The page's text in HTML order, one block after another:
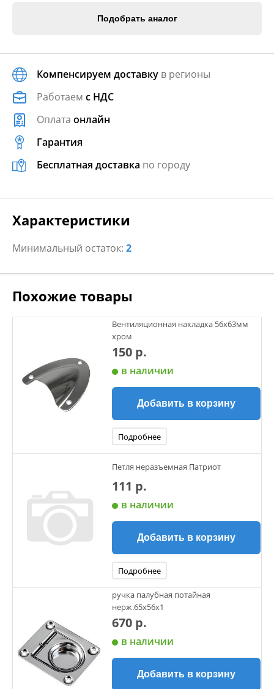
Подобрать аналог
Компенсируем доставку в регионы
Работаем с НДС
Оплата онлайн
Гарантия
Бесплатная доставка по городу
Характеристики
Минимальный остаток: 2
Похожие товары
Вентиляционная накладка 56х63мм
хром
150 р.
в наличии
Добавить в корзину
Подробнее
Петля неразъемная Патриот
111 р.
в наличии
Добавить в корзину
Подробнее
ручка палубная потайная
нерж.65х56х1
670 р.
в наличии
Добавить в корзину